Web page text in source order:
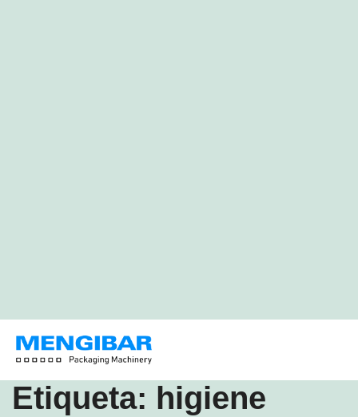
Etiqueta: higiene